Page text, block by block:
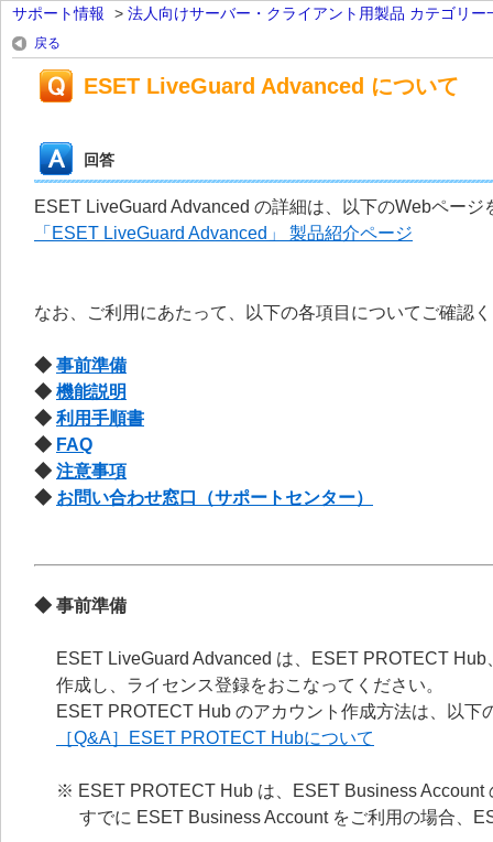
サポート情報 > 法人向けサーバー・クライアント用製品 カテゴリー
戻る
ESET LiveGuard Advanced について
回答
ESET LiveGuard Advanced の詳細は、以下のWebページ
「ESET LiveGuard Advanced」 製品紹介ページ
なお、ご利用にあたって、以下の各項目についてご確認
◆ 事前準備
◆ 機能説明
◆ 利用手順書
◆ FAQ
◆ 注意事項
◆ お問い合わせ窓口（サポートセンター）
◆ 事前準備
ESET LiveGuard Advanced は、ESET PROTECT
作成し、ライセンス登録をおこなってください。
ESET PROTECT Hub のアカウント作成方法は、以下
［Q&A］ESET PROTECT Hubについて
※ ESET PROTECT Hub は、ESET Business
すでに ESET Business Account をご利用の場合、